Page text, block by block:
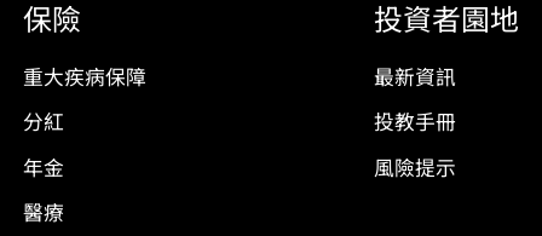
保險
重大疾病保障
分紅
年金
醫療
投資者園地
最新資訊
投教手冊
風險提示